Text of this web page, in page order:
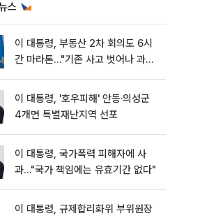
스
이 대통령, 부동산 2차 회의도 6시
간 마라톤…"기존 사고 벗어나 과감
이 대통령, '호우피해' 안동·의성군
4개면 특별재난지역 선포
이 대통령, 국가폭력 피해자에 사
과…"국가 책임에는 유효기간 없다"
이 대통령, 규제합리화위 부위원장